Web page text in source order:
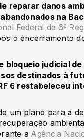
reparar danos
na
Federal da 6ª
o encerramento
bloqueio judicial de
destinados à
6 restabeleceu
um plano para a
a Agência